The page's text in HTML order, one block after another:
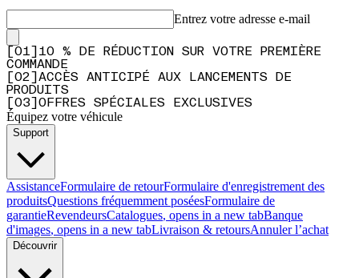
Entrez votre adresse e-mail
01
10 % DE RÉDUCTION SUR VOTRE PREMIÈRE
COMMANDE
02
ACCÈS ANTICIPÉ AUX LANCEMENTS DE
PRODUITS
03 OFFRES SPÉCIALES EXCLUSIVES
Équipez votre véhicule
Support
AssistanceFormulaire de retourFormulaire d'enregistrement des
produitsQuestions fréquemment poséesFormulaire de
garantieRevendeursCatalogues, opens in a new tabBanque
d'images, opens in a new tabLivraison & retoursAnnuler l’achat
Découvrir